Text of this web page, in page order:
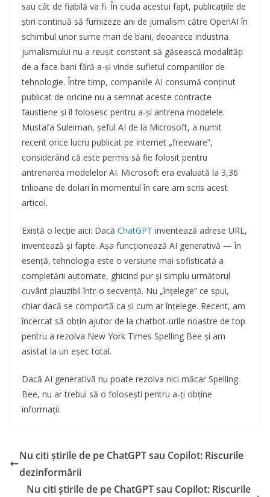
sau cât de fiabilă va fi. În ciuda acestui fapt, publicațiile de
știri continuă să furnizeze ani de jurnalism către OpenAI în
schimbul unor sume mari de bani, deoarece industria
jurnalismului nu a reușit constant să găsească modalități
de a face bani fără a-și vinde sufletul companiilor de
tehnologie. Între timp, companiile AI consumă conținut
publicat de oricine nu a semnat aceste contracte
faustiene și îl folosesc pentru a-și antrena modelele.
Mustafa Suleiman, șeful AI de la Microsoft, a numit
recent orice lucru publicat pe internet „freeware”,
considerând că este permis să fie folosit pentru
antrenarea modelelor AI. Microsoft era evaluată la 3,36
trilioane de dolari în momentul în care am scris acest
articol.
Există o lecție aici: Dacă ChatGPT inventează adrese URL,
inventează și fapte. Așa funcționează AI generativă — în
esență, tehnologia este o versiune mai sofisticată a
completării automate, ghicind pur și simplu următorul
cuvânt plauzibil într-o secvență. Nu „înțelege” ce spui,
chiar dacă se comportă ca și cum ar înțelege. Recent, am
încercat să obțin ajutor de la chatbot-urile noastre de top
pentru a rezolva New York Times Spelling Bee și am
asistat la un eșec total.
Dacă AI generativă nu poate rezolva nici măcar Spelling
Bee, nu ar trebui să o folosești pentru a-ți obține
informații.
Nu citi știrile de pe ChatGPT sau Copilot: Riscurile
dezinformării
Nu citi știrile de pe ChatGPT sau Copilot: Riscurile